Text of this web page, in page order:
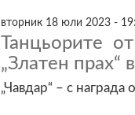
вторник 18 юли 2023 -
Танцьорите
„Златен прах“
„Чавдар“ – с